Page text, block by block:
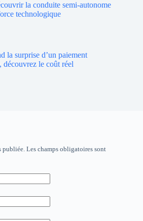
la conduite semi-autonome
technologique
la surprise d’un paiement
découvrez le coût réel
publiée. Les champs obligatoires sont